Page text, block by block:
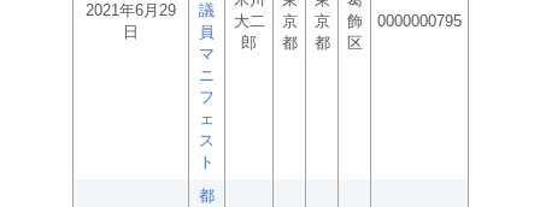
2021年6月29
日
議
員
マ
ニ
フ
ェ
ス
ト
大二
郎
京
都
京
都
飾
区
0000000795
都